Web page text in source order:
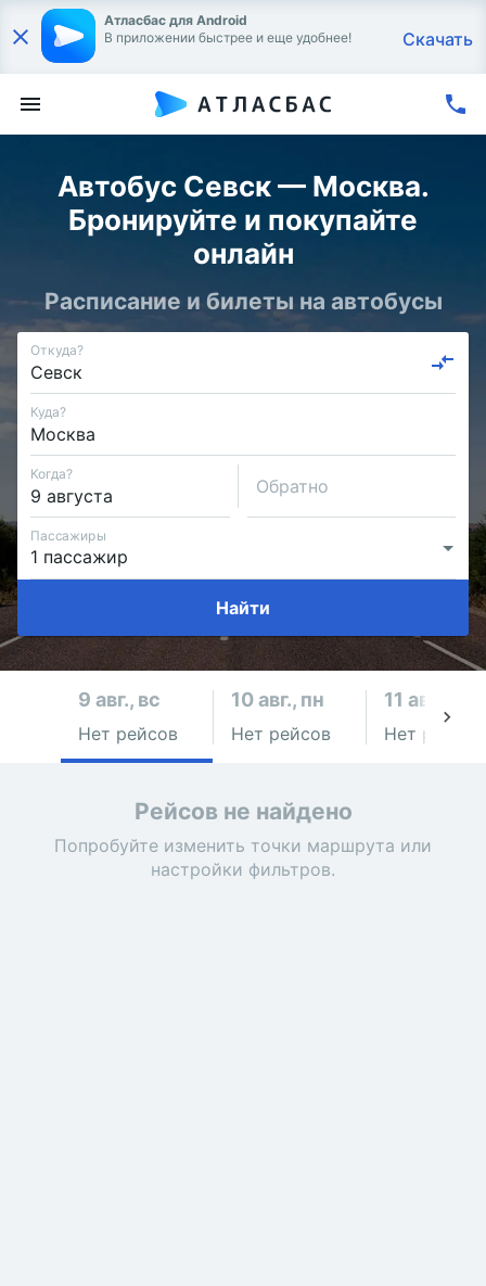
Атласбас для Android
В приложении быстрее и еще удобнее!
Скачать
Автобус Севск — Москва.
Бронируйте и покупайте
онлайн
Расписание и билеты на автобусы
Откуда?
Куда?
Когда?
Обратно
Пассажиры
Найти
9 авг., вс
Нет рейсов
10 авг., пн
Нет рейсов
11 авг., вт
Нет рейсов
Рейсов не найдено
Попробуйте изменить точки маршрута или
настройки фильтров.